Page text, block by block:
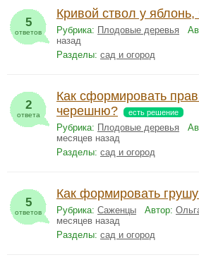
5
ответов
Кривой ствол у яблонь,
Рубрика: Плодовые деревья
назад
Разделы: сад и огород
2
ответа
Как сформировать
черешню?
есть решение
Рубрика: Плодовые деревья
месяцев назад
Разделы: сад и огород
5
ответов
Как формировать
Рубрика: Саженцы Автор:
месяцев назад
Разделы: сад и огород